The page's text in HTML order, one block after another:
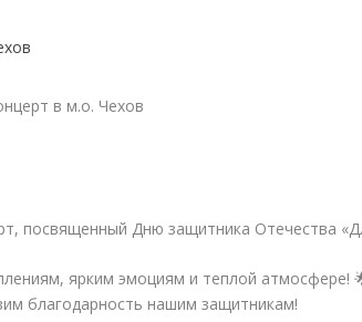
в м.о. Чехов
посвященный Дню защитника Отечества
ярким эмоциям и теплой атмосфере!
благодарность нашим защитникам!